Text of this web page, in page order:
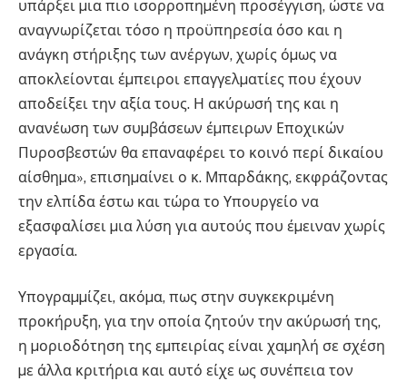
υπάρξει µια πιο ισορροπηµένη προσέγγιση, ώστε να
αναγνωρίζεται τόσο η προϋπηρεσία όσο και η
ανάγκη στήριξης των ανέργων, χωρίς όµως να
αποκλείονται έµπειροι επαγγελµατίες που έχουν
αποδείξει την αξία τους. Η ακύρωσή της και η
ανανέωση των συµβάσεων έµπειρων Εποχικών
Πυροσβεστών θα επαναφέρει το κοινό περί δικαίου
αίσθηµα», επισηµαίνει ο κ. Μπαρδάκης, εκφράζοντας
την ελπίδα έστω και τώρα το Υπουργείο να
εξασφαλίσει µια λύση για αυτούς που έµειναν χωρίς
εργασία.
Υπογραµµίζει, ακόµα, πως στην συγκεκριµένη
προκήρυξη, για την οποία ζητούν την ακύρωσή της,
η µοριοδότηση της εµπειρίας είναι χαµηλή σε σχέση
µε άλλα κριτήρια και αυτό είχε ως συνέπεια τον